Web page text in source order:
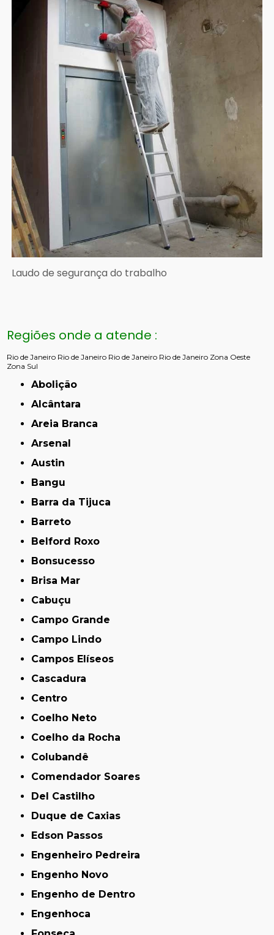
Laudo de segurança do trabalho
Regiões onde a atende :
Rio de Janeiro Rio de Janeiro Rio de Janeiro Rio de Janeiro Zona Oeste
Zona Sul
Abolição
Alcântara
Areia Branca
Arsenal
Austin
Bangu
Barra da Tijuca
Barreto
Belford Roxo
Bonsucesso
Brisa Mar
Cabuçu
Campo Grande
Campo Lindo
Campos Elíseos
Cascadura
Centro
Coelho Neto
Coelho da Rocha
Colubandê
Comendador Soares
Del Castilho
Duque de Caxias
Edson Passos
Engenheiro Pedreira
Engenho Novo
Engenho de Dentro
Engenhoca